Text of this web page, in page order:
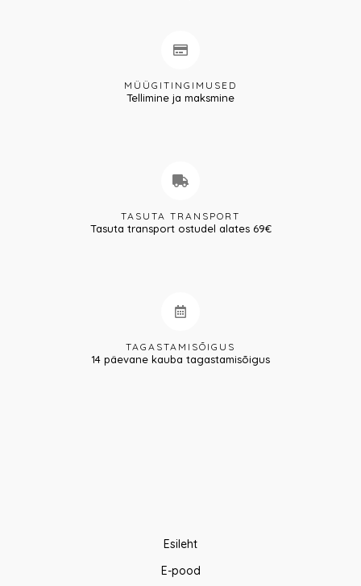
MÜÜGITINGIMUSED
Tellimine ja maksmine
TASUTA TRANSPORT
Tasuta transport ostudel alates 69€
TAGASTAMISÕIGUS
14 päevane kauba tagastamisõigus
Esileht
E-pood